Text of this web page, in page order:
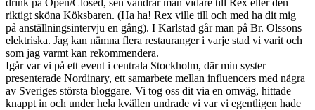
riktigt sköna Köksbaren. (Ha ha! Rex ville till och med ha dit mig
på anställningsintervju en gång). I Karlstad går man på Br. Olssons
elektriska. Jag kan nämna flera restauranger i varje stad vi varit och
som jag varmt kan rekommendera.
Igår var vi på ett event i centrala Stockholm, där min syster
presenterade Nordinary, ett samarbete mellan influencers med några
av Sveriges största bloggare. Vi tog oss dit via en omväg, hittade
knappt in och under hela kvällen undrade vi var vi egentligen hade